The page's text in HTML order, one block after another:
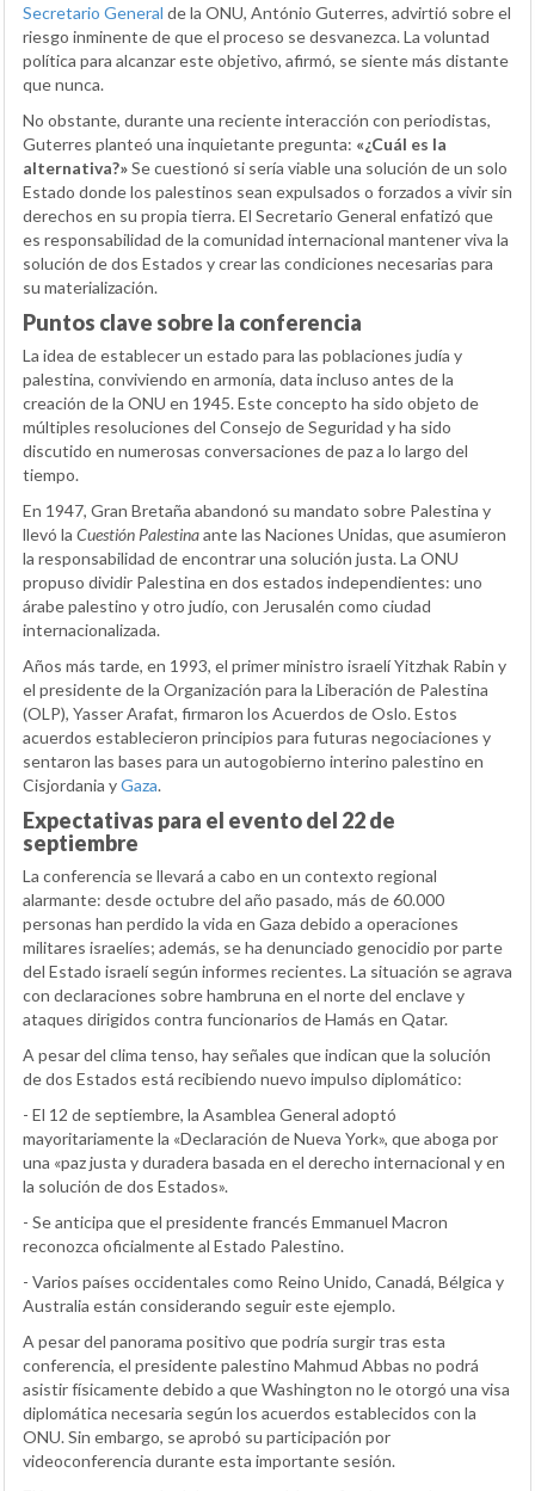
Secretario General de la ONU, António Guterres, advirtió sobre el
riesgo inminente de que el proceso se desvanezca. La voluntad
política para alcanzar este objetivo, afirmó, se siente más distante
que nunca.
No obstante, durante una reciente interacción con periodistas,
Guterres planteó una inquietante pregunta: «¿Cuál es la
alternativa?»Se cuestionó si sería viable una solución de un solo
Estado donde los palestinos sean expulsados o forzados a vivir sin
derechos en su propia tierra. El Secretario General enfatizó que
es responsabilidad de la comunidad internacional mantener viva la
solución de dos Estados y crear las condiciones necesarias para
su materialización.
Puntos clave sobre la conferencia
La idea de establecer un estado para las poblaciones judía y
palestina, conviviendo en armonía, data incluso antes de la
creación de la ONU en 1945. Este concepto ha sido objeto de
múltiples resoluciones del Consejo de Seguridad y ha sido
discutido en numerosas conversaciones de paz a lo largo del
tiempo.
En 1947, Gran Bretaña abandonó su mandato sobre Palestina y
llevó la Cuestión Palestinaante las Naciones Unidas, que asumieron
la responsabilidad de encontrar una solución justa. La ONU
propuso dividir Palestina en dos estados independientes: uno
árabe palestino y otro judío, con Jerusalén como ciudad
internacionalizada.
Años más tarde, en 1993, el primer ministro israelí Yitzhak Rabin y
el presidente de la Organización para la Liberación de Palestina
(OLP), Yasser Arafat, firmaron los Acuerdos de Oslo. Estos
acuerdos establecieron principios para futuras negociaciones y
sentaron las bases para un autogobierno interino palestino en
Cisjordania yGaza.
Expectativas para el evento del 22 de
septiembre
La conferencia se llevará a cabo en un contexto regional
alarmante: desde octubre del año pasado, más de 60.000
personas han perdido la vida en Gaza debido a operaciones
militares israelíes; además, se ha denunciado genocidio por parte
del Estado israelí según informes recientes. La situación se agrava
con declaraciones sobre hambruna en el norte del enclave y
ataques dirigidos contra funcionarios de Hamás en Qatar.
A pesar del clima tenso, hay señales que indican que la solución
de dos Estados está recibiendo nuevo impulso diplomático:
- El 12 de septiembre, la Asamblea General adoptó
mayoritariamente la «Declaración de Nueva York», que aboga por
una «paz justa y duradera basada en el derecho internacional y en
la solución de dos Estados».
- Se anticipa que el presidente francés Emmanuel Macron
reconozca oficialmente al Estado Palestino.
- Varios países occidentales como Reino Unido, Canadá, Bélgica y
Australia están considerando seguir este ejemplo.
A pesar del panorama positivo que podría surgir tras esta
conferencia, el presidente palestino Mahmud Abbas no podrá
asistir físicamente debido a que Washington no le otorgó una visa
diplomática necesaria según los acuerdos establecidos con la
ONU. Sin embargo, se aprobó su participación por
videoconferencia durante esta importante sesión.